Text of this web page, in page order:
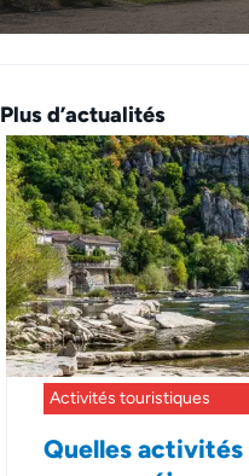
Plus d’actualités
Activités touristiques
Quelles